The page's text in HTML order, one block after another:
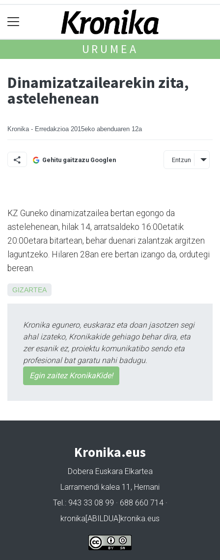
URUMEA
Dinamizatzailearekin zita,
astelehenean
Kronika - Erredakzioa 2015eko abenduaren 12a
Gehitu gaitzazu Googlen Entzun
KZ Guneko dinamizatzailea bertan egongo da
astelehenean, hilak 14, arratsaldeko 16:00etatik
20:00etara bitartean, behar duenari zalan­tzak argi­tzen
laguntzeko. Hilaren 28an ere bertan izango da, ordutegi
berean.
GIZARTEA
Kronika egunero, euskaraz eta doan jasotzen segi
ahal izateko, Kronikakide gehiago behar dira, eta
zer esanik ez, proiektu komunikatibo sendo eta
profesional bat garatu nahi badugu.
Egin zaitez KronikaKide!
Kronika.eus
Dobera Euskara Elkartea
Larramendi kalea 11, Hernani
Tel.: 943 33 08 99 · 688 660 714 ·
kronika[ABILDUA]kronika.eus